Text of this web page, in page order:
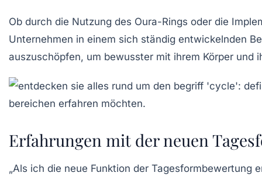
Ob durch die Nutzung des Oura-Rings oder die
Unternehmen in einem sich ständig entwickelnden
auszuschöpfen, um bewusster mit ihrem Körper und
Erfahrungen mit der neuen
„Als ich die neue Funktion der